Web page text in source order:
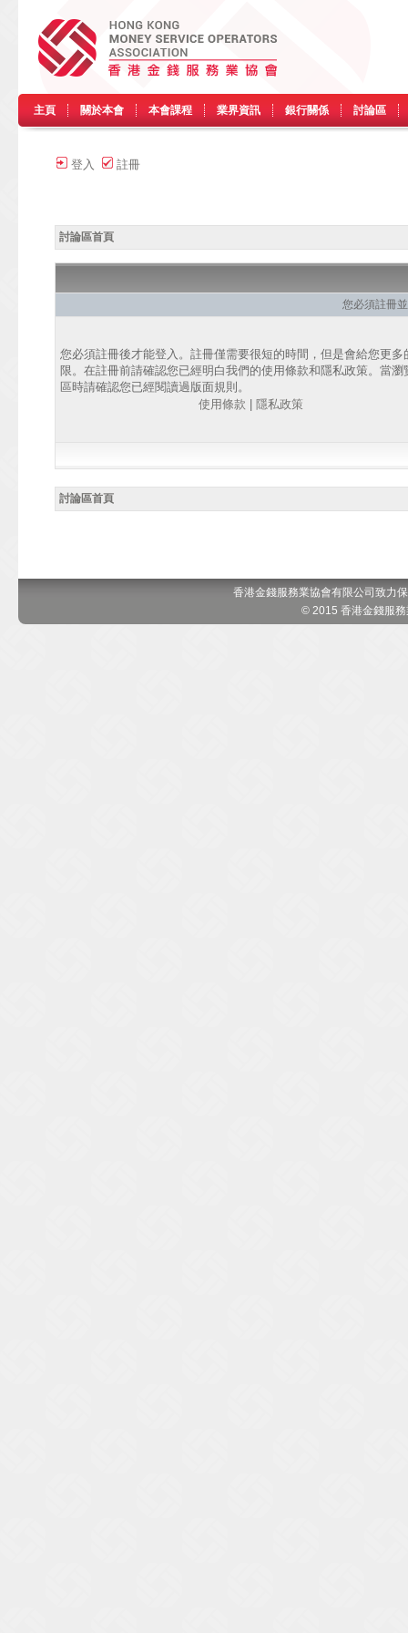
主頁 關於本會 本會課程 業界資訊 銀行關係 討論區
登入 註冊
討論區首頁
您必須註冊
您必須註冊後才能登入。註冊僅需要很短的時間，但是會給您更多
限。在註冊前請確認您已經明白我們的使用條款和隱私政策。當瀏
區時請確認您已經閱讀過版面規則。
使用條款
隱私政策
討論區首頁
香港金錢服務業協會有限公司致力
© 2015 香港金錢服